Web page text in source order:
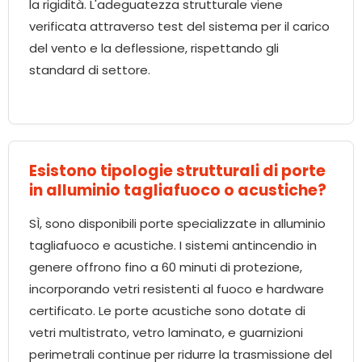
la rigidità. L'adeguatezza strutturale viene
verificata attraverso test del sistema per il carico
del vento e la deflessione, rispettando gli
standard di settore.
Esistono tipologie strutturali di porte
in alluminio tagliafuoco o acustiche?
SÌ, sono disponibili porte specializzate in alluminio
tagliafuoco e acustiche. I sistemi antincendio in
genere offrono fino a 60 minuti di protezione,
incorporando vetri resistenti al fuoco e hardware
certificato. Le porte acustiche sono dotate di
vetri multistrato, vetro laminato, e guarnizioni
perimetrali continue per ridurre la trasmissione del